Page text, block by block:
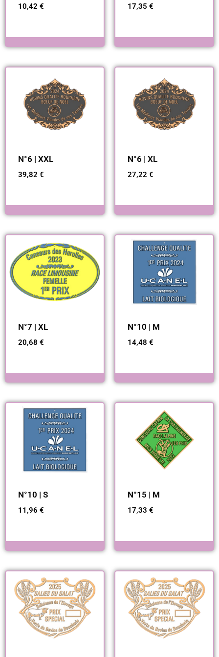
10,42 € 17,35 €
N°6 | XXL
39,82 €
N°6 | XL
27,22 €
N°7 | XL
20,68 €
N°10 | M
14,48 €
N°10 | S
11,96 €
N°15 | M
17,33 €